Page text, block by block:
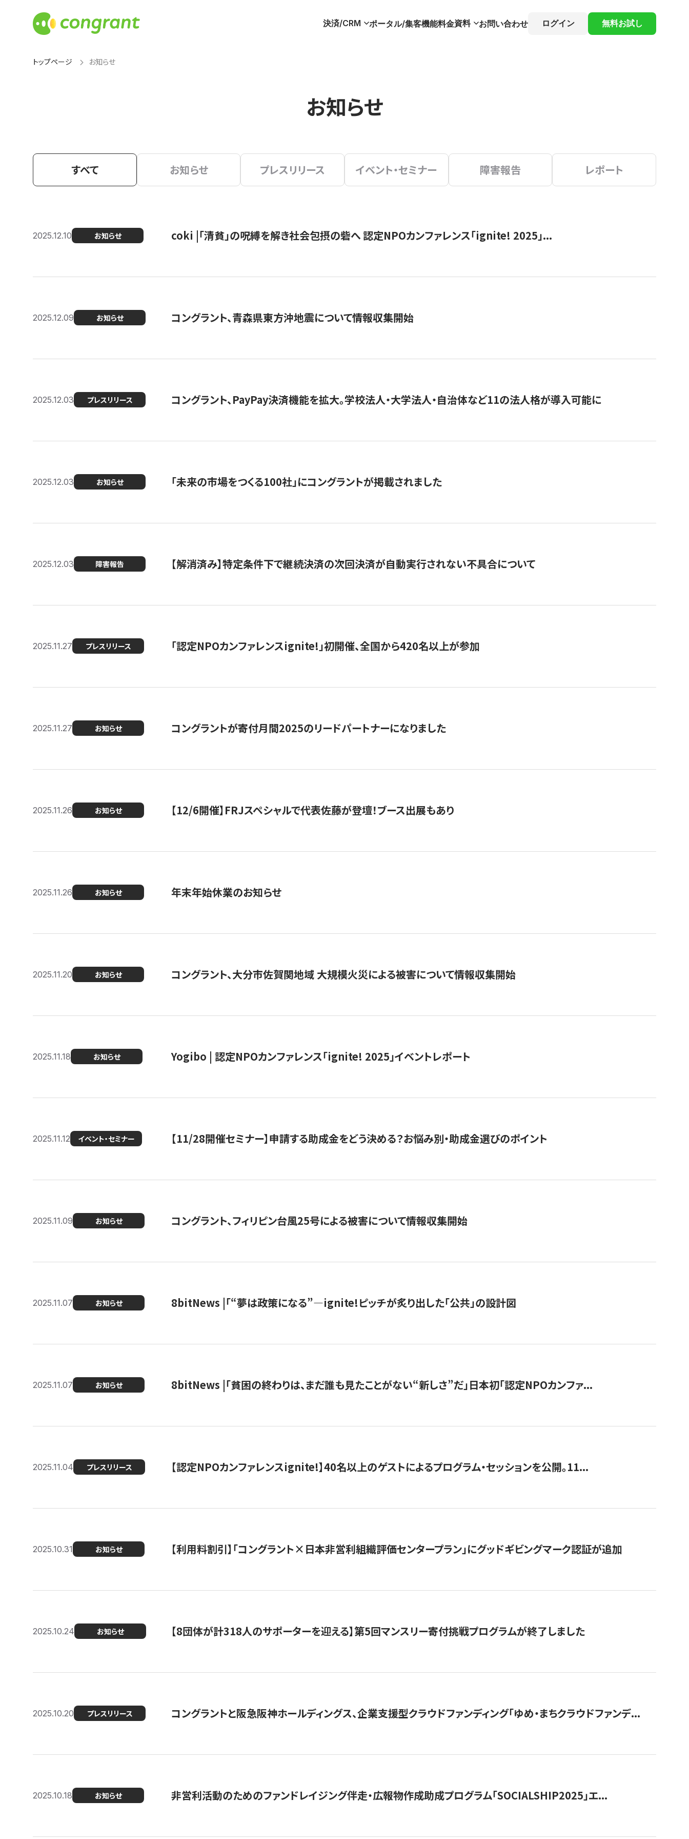
決済/CRM ポータル/集客機能料金資料 お問い合わせ ログイン 無料お試し
トップページ お知らせ
お知らせ
すべて お知らせ プレスリリース イベント・セミナー 障害報告 レポート
2025.12.10 お知らせ coki |「清貧」の呪縛を解き社会包摂の砦へ 認定NPOカンファレンス「ignite! 2025」...
2025.12.09 お知らせ コングラント、青森県東方沖地震について情報収集開始
2025.12.03 プレスリリース コングラント、PayPay決済機能を拡大。学校法人・大学法人・自治体など11の法人格が導入可能に
2025.12.03 お知らせ 「未来の市場をつくる100社」にコングラントが掲載されました
2025.12.03 障害報告 【解消済み】特定条件下で継続決済の次回決済が自動実行されない不具合について
2025.11.27 プレスリリース 「認定NPOカンファレンスignite!」初開催、全国から420名以上が参加
2025.11.27 お知らせ コングラントが寄付月間2025のリードパートナーになりました
2025.11.26 お知らせ 【12/6開催】FRJスペシャルで代表佐藤が登壇！ブース出展もあり
2025.11.26 お知らせ 年末年始休業のお知らせ
2025.11.20 お知らせ コングラント、大分市佐賀関地域 大規模火災による被害について情報収集開始
2025.11.18 お知らせ Yogibo | 認定NPOカンファレンス「ignite! 2025」イベントレポート
2025.11.12 イベント・セミナー 【11/28開催セミナー】申請する助成金をどう決める？お悩み別・助成金選びのポイント
2025.11.09 お知らせ コングラント、フィリピン台風25号による被害について情報収集開始
2025.11.07 お知らせ 8bitNews |「“夢は政策になる”—ignite!ピッチが炙り出した「公共」の設計図
2025.11.07 お知らせ 8bitNews |「貧困の終わりは、まだ誰も見たことがない“新しさ”だ」日本初「認定NPOカンファ...
2025.11.04 プレスリリース 【認定NPOカンファレンスignite!】40名以上のゲストによるプログラム・セッションを公開。11...
2025.10.31 お知らせ 【利用料割引】「コングラント×日本非営利組織評価センタープラン」にグッドギビングマーク認証が追加
2025.10.24 お知らせ 【8団体が計318人のサポーターを迎える】​​第5回マンスリー寄付挑戦プログラムが終了しました
2025.10.20 プレスリリース コングラントと阪急阪神ホールディングス、企業支援型クラウドファンディング「ゆめ・まちクラウドファンデ...
2025.10.18 お知らせ 非営利活動のためのファンドレイジング伴走・広報物作成助成プログラム「SOCIALSHIP2025」エ...